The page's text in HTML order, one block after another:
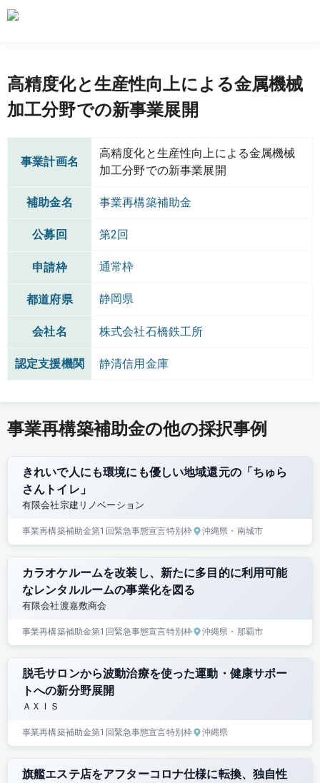
高精度化と生産性向上による金属機械
加工分野での新事業展開
事業計画名
高精度化と生産性向上による金属機械
加工分野での新事業展開
補助金名 事業再構築補助金
公募回 第2回
申請枠 通常枠
都道府県 静岡県
会社名 株式会社石橋鉄工所
認定支援機関 静清信用金庫
事業再構築補助金の他の採択事例
きれいで人にも環境にも優しい地域還元の「ちゅら
さんトイレ」
有限会社宗建リノベーション
事業再構築補助金第1回緊急事態宣言特別枠 沖縄県 ・南城市
カラオケルームを改装し、新たに多目的に利用可能
なレンタルルームの事業化を図る
有限会社渡嘉敷商会
事業再構築補助金第1回緊急事態宣言特別枠 沖縄県 ・那覇市
脱毛サロンから波動治療を使った運動・健康サポー
トへの新分野展開
ＡＸＩＳ
事業再構築補助金第1回緊急事態宣言特別枠 沖縄県
旗艦エステ店をアフターコロナ仕様に転換、独自性